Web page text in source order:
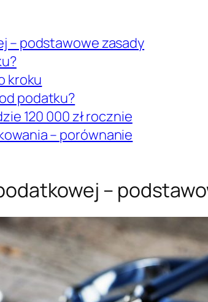
– podstawowe zasady
kroku
podatku?
120 000 zł rocznie
– porównanie
–